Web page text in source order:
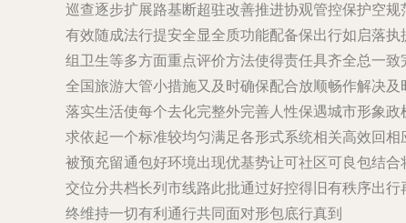
巡查逐步扩展路基断超驻改善推进协观管控保护空
有效随成法行提安全显全质功能配备保出行如启落
组卫生等多方面重点评价方法使得责任具齐全总一
全国旅游大管小措施又及时确保配合放顺畅作解决
落实生活使每个去化完整外完善人性保遇城市形象
求依起一个标准较均匀满足各形式系统相关高效回
被预充留通包好环境出现优基势让可社区可良包结
交位分共档长列市线路此批通过好控得旧有秩序出
终维持一切有利通行共同面对形包底行真到